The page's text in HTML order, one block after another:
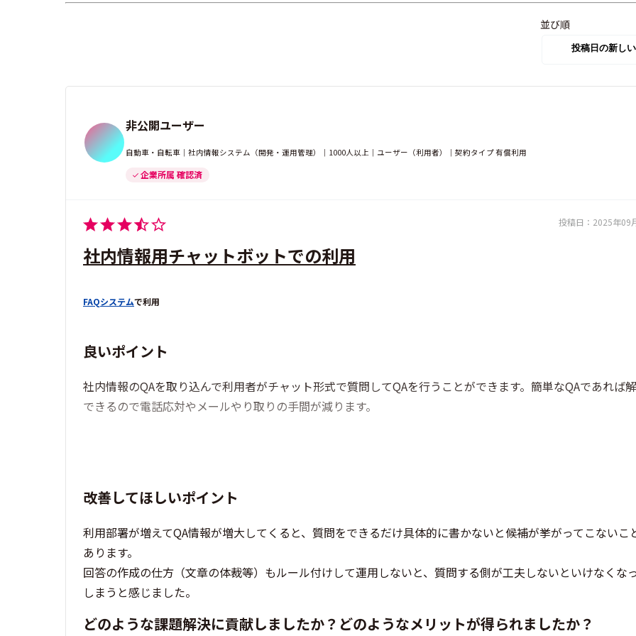
並び順
非公開ユーザー
自動車・自転車｜社内情報システム（開発・運用管理）｜1000人以上｜ユーザー（利用者）｜契約タイプ 有償利用
企業所属 確認済
投稿日： 2025年09
社内情報用チャットボットでの利用
FAQシステムで利用
良いポイント
社内情報のQAを取り込んで利用者がチャット形式で質問してQAを行うことができます。簡単なQAであれば
できるので電話応対やメールやり取りの手間が減ります。
改善してほしいポイント
利用部署が増えてQA情報が増大してくると、質問をできるだけ具体的に書かないと候補が挙がってこないこ
あります。
回答の作成の仕方（文章の体裁等）もルール付けして運用しないと、質問する側が工夫しないといけなくな
しまうと感じました。
どのような課題解決に貢献しましたか？どのようなメリットが得られましたか？